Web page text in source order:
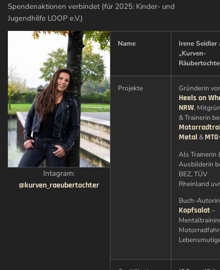
Spendenaktionen verbindet (für 2025: Kinder- und
Jugendhilfe LOOP e.V.)
Intagram:
@kurven_raeubertochter
Name
Irene Seidler
„Kurven-
Projekte Gründerin
Heels on
NRW,
& Trainerin
Metal &
Als Trainerin
Ausbilderin
BEZ, TÜV
Rheinland
Buch-
Kopfsalat–